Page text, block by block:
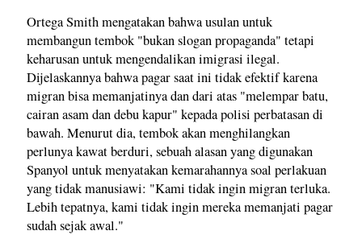
Ortega Smith mengatakan bahwa usulan untuk
membangun tembok "bukan slogan propaganda" tetapi
keharusan untuk mengendalikan imigrasi ilegal.
Dijelaskannya bahwa pagar saat ini tidak efektif karena
migran bisa memanjatinya dan dari atas "melempar batu,
cairan asam dan debu kapur" kepada polisi perbatasan di
bawah. Menurut dia, tembok akan menghilangkan
perlunya kawat berduri, sebuah alasan yang digunakan
Spanyol untuk menyatakan kemarahannya soal perlakuan
yang tidak manusiawi: "Kami tidak ingin migran terluka.
Lebih tepatnya, kami tidak ingin mereka memanjati pagar
sudah sejak awal."